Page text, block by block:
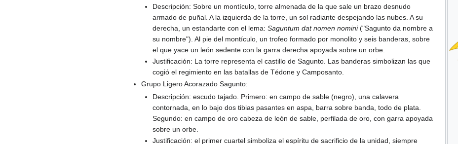
Descripción: Sobre un montículo, torre almenada de la que sale un brazo desnudo
armado de puñal. A la izquierda de la torre, un sol radiante despejando las nubes. A su
derecha, un estandarte con el lema: Saguntum dat nomen nomini("Sagunto da nombre a
su nombre"). Al pie del montículo, un trofeo formado por monolito y seis banderas, sobre
el que yace un león sedente con la garra derecha apoyada sobre un orbe.
Justificación: La torre representa el castillo de Sagunto. Las banderas simbolizan las que
cogió el regimiento en las batallas de Tédone y Camposanto.
Grupo Ligero Acorazado Sagunto:
Descripción: escudo tajado. Primero: en campo de sable (negro), una calavera
contornada, en lo bajo dos tibias pasantes en aspa, barra sobre banda, todo de plata.
Segundo: en campo de oro cabeza de león de sable, perfilada de oro, con garra apoyada
sobre un orbe.
Justificación: el primer cuartel simboliza el espíritu de sacrificio de la unidad, siempre